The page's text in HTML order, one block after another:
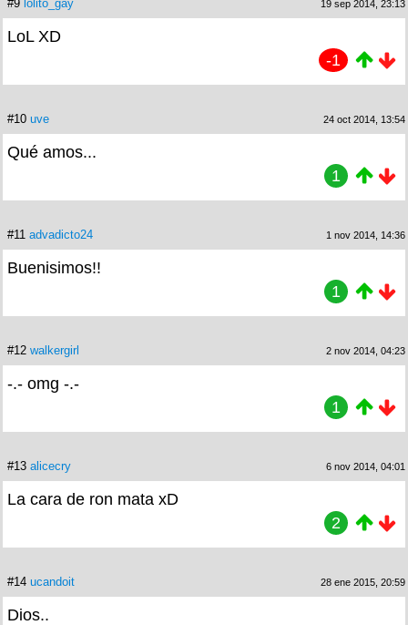
#9 lolito_gay 19 sep 2014, 23:13
LoL XD
-1
#10 uve 24 oct 2014, 13:54
Qué amos...
1
#11 advadicto24 1 nov 2014, 14:36
Buenisimos!!
1
#12 walkergirl 2 nov 2014, 04:23
-.- omg -.-
1
#13 alicecry 6 nov 2014, 04:01
La cara de ron mata xD
2
#14 ucandoit 28 ene 2015, 20:59
Dios..